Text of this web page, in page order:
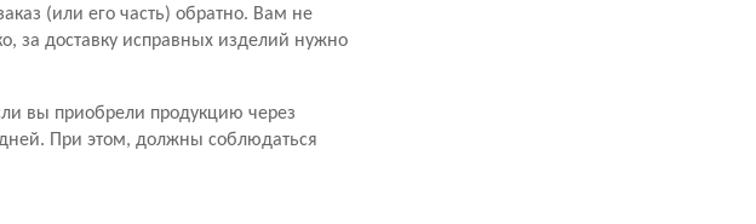
(или его часть) обратно. Вам не
за доставку исправных изделий нужно
вы приобрели продукцию через
При этом, должны соблюдаться